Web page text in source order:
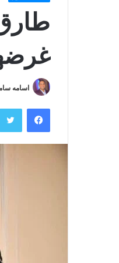
اسامه
فيسبوك